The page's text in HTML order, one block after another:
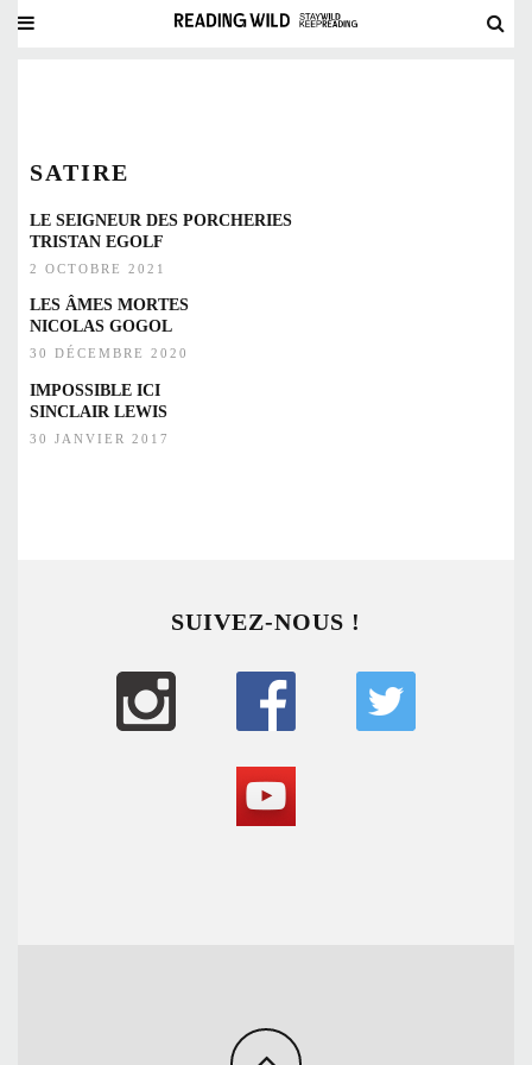
SATIRE
LE SEIGNEUR DES PORCHERIES
TRISTAN EGOLF
2 OCTOBRE 2021
LES ÂMES MORTES
NICOLAS GOGOL
30 DÉCEMBRE 2020
IMPOSSIBLE ICI
SINCLAIR LEWIS
30 JANVIER 2017
SUIVEZ-NOUS !